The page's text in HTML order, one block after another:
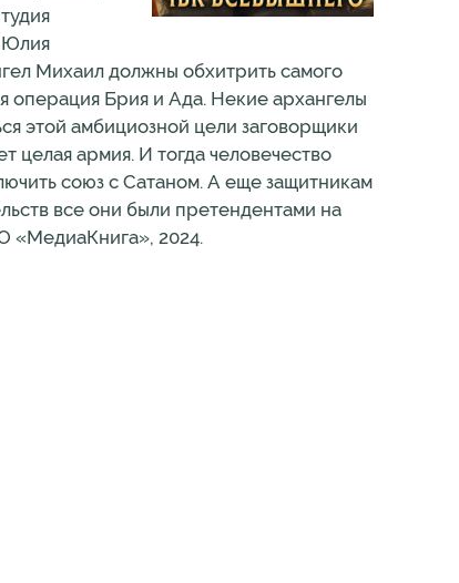
Юлия
Михаил должны обхитрить самого
операция Брия и Ада. Некие архангелы
этой амбициозной цели заговорщики
армия. И тогда человечество
союз с Сатаном. А еще защитникам
все они были претендентами на
«МедиаКнига», 2024.